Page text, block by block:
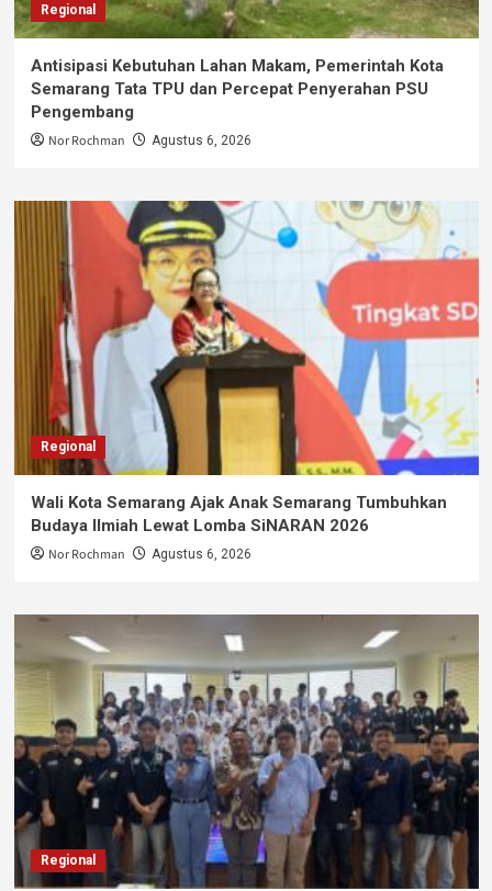
Regional
Antisipasi Kebutuhan Lahan Makam, Pemerintah Kota
Semarang Tata TPU dan Percepat Penyerahan PSU
Pengembang
Nor Rochman Agustus 6, 2026
Regional
Wali Kota Semarang Ajak Anak Semarang Tumbuhkan
Budaya Ilmiah Lewat Lomba SiNARAN 2026
Nor Rochman Agustus 6, 2026
Regional